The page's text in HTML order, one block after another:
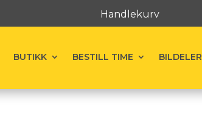
Handlekurv
BUTIKK BESTILL TIME BILDELER